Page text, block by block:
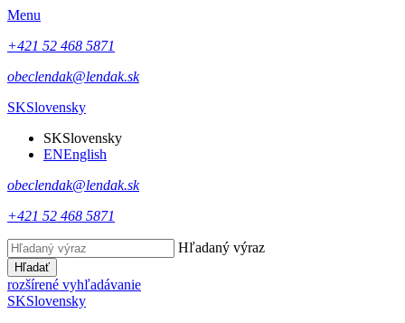
Menu
+421 52 468 5871
obeclendak@lendak.sk
SKSlovensky
SKSlovensky
ENEnglish
obeclendak@lendak.sk
+421 52 468 5871
Hľadaný výraz
Hľadať
rozšírené vyhľadávanie
SKSlovensky